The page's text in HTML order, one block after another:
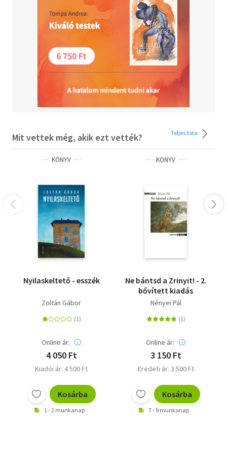
ellenértelmezési játék"-ról szól szeretettel, de egyúttal
kíméletlenül őszinte kritikával is. A kötetet záró, Álmok,
melyeket Izraelnek hamarosan el kell engedni című írás
pedig szenvedélyes hangvételű érvelés az önálló palesztin
állam szükségességéről.
Ámosz Oz, a legismertebb és legnépszerűbb izraeli
szerző briliáns humorral, mély bölcsességgel,
szenvedélyes humanizmussal - és remek időzítéssel járja
Mit vettek még, akik ezt vették? Teljes lista
KÖNYV
Nyilaskeltető - esszék
Zoltán Gábor
Online ár:
4 050 Ft
Kiadói ár: 4 500 Ft
Kosárba
1 - 2 munkanap
KÖNYV
Ne bántsd a Zrinyit! - 2.
bővített kiadás
Nényei Pál
Online ár:
3 150 Ft
Eredeti ár: 3 500 Ft
Kosárba
7 - 9 munkanap